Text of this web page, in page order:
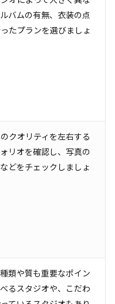
バムの有無、衣装の点
たプランを選びましょ
クオリティを左右する
リオを確認し、写真の
どをチェックしましょ
類や質も重要なポイン
るスタジオや、こだわ